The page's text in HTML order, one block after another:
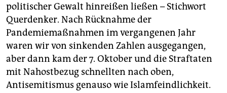
politischer Gewalt hinreißen ließen – Stichwort
Querdenker. Nach Rücknahme der
Pandemiemaßnahmen im vergangenen Jahr
waren wir von sinkenden Zahlen ausgegangen,
aber dann kam der 7. Oktober und die Straftaten
mit Nahostbezug schnellten nach oben,
Antisemitismus genauso wie Islamfeindlichkeit.